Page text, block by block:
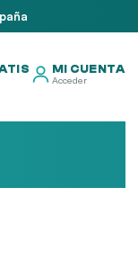
MI CUENTA
Acceder